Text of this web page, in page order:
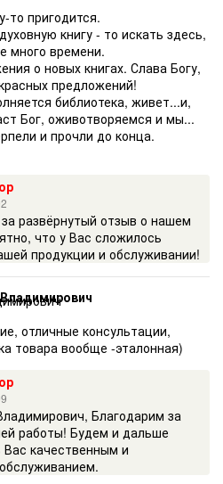
то пригодится.
книгу - то искать здесь,
много времени.
о новых книгах. Слава Богу,
предложений!
библиотека, живет...и,
Бог, оживотворяемся и мы...
и прочли до конца.
развёрнутый отзыв о нашем
что у Вас сложилось
продукции и обслуживании!
отличные консультации,
товара вообще -эталонная)
Благодарим за
работы! Будем и дальше
качественным и